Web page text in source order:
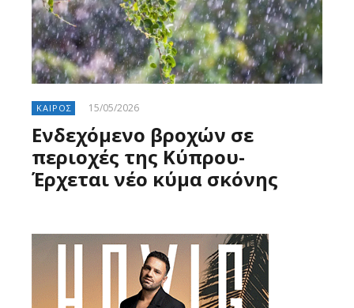
ΚΑΙΡΟΣ 15/05/2026
Ενδεχόμενο βροχών σε
περιοχές της Κύπρου-
Έρχεται νέο κύμα σκόνης